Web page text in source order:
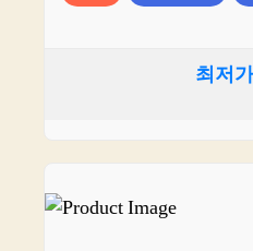
최저